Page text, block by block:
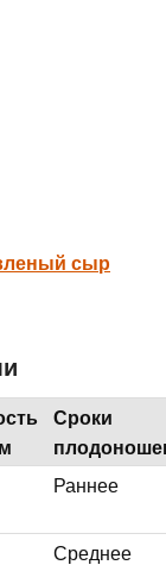
сыр
Сроки
Раннее
Среднее